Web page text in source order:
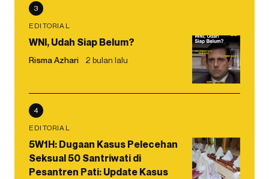
3
EDITORIAL
WNI, Udah Siap Belum?
Risma Azhari 2 bulan lalu
4
EDITORIAL
5W1H: Dugaan Kasus Pelecehan
Seksual 50 Santriwati di
Pesantren Pati: Update Kasus